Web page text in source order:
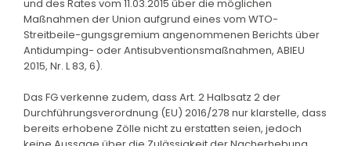
und des Rates vom 11.03.2015 über die möglichen
Maßnahmen der Union aufgrund eines vom WTO-
Streitbeile-gungsgremium angenommenen Berichts über
Antidumping- oder Antisubventionsmaßnahmen, ABlEU
2015, Nr. L 83, 6).
Das FG verkenne zudem, dass Art. 2 Halbsatz 2 der
Durchführungsverordnung (EU) 2016/278 nur klarstelle, dass
bereits erhobene Zölle nicht zu erstatten seien, jedoch